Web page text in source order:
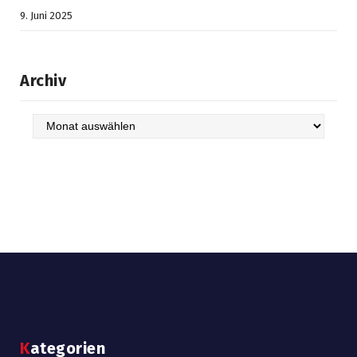
9. Juni 2025
Archiv
Archiv
Kategorien